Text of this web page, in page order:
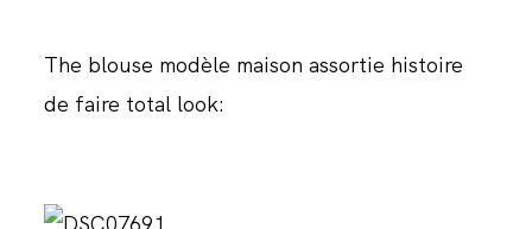
The blouse modèle maison assortie histoire
de faire total look: